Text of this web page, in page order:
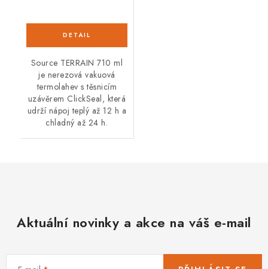
Source TERRAIN 710 ml
je nerezová vakuová
termolahev s těsnicím
uzávěrem ClickSeal, která
udrží nápoj teplý až 12 h a
chladný až 24 h.
Aktuální novinky a akce na váš e-mail